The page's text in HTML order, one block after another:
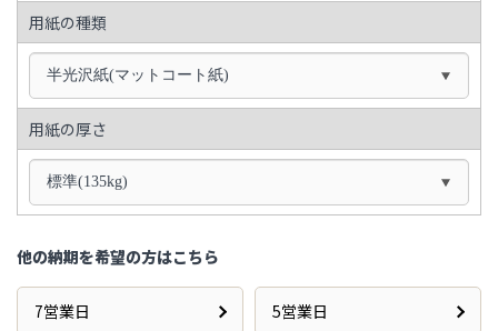
用紙の種類
半光沢紙(マットコート紙)
用紙の厚さ
標準(135kg)
他の納期を希望の方はこちら
7営業日 5営業日